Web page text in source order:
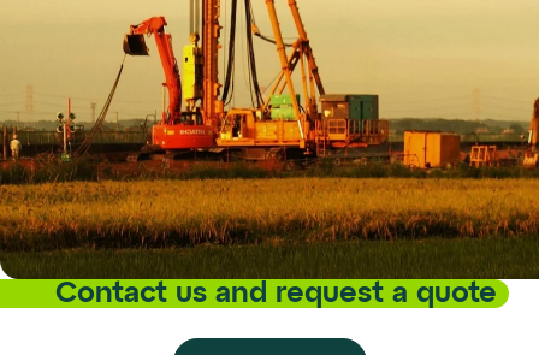
Contact us and request a quote